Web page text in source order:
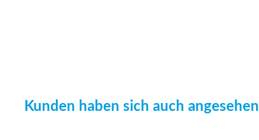
Kunden haben sich auch angesehen